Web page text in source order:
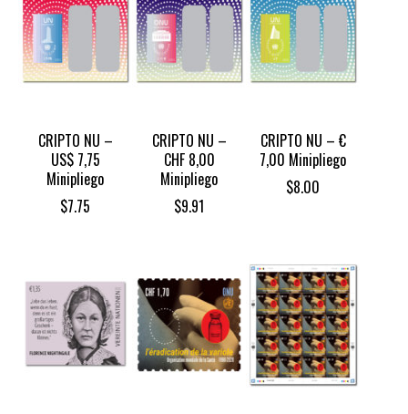
CRIPTO NU –
US$ 7,75
Minipliego
$7.75
CRIPTO NU –
CHF 8,00
Minipliego
$9.91
CRIPTO NU – €
7,00 Minipliego
$8.00